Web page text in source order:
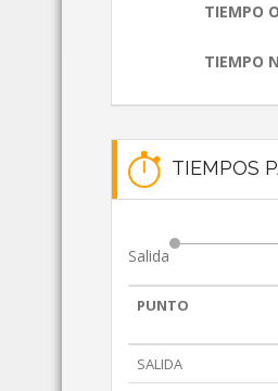
TIEMPO
TIEMPO
TIEMPOS
Salida
PUNTO
SALIDA